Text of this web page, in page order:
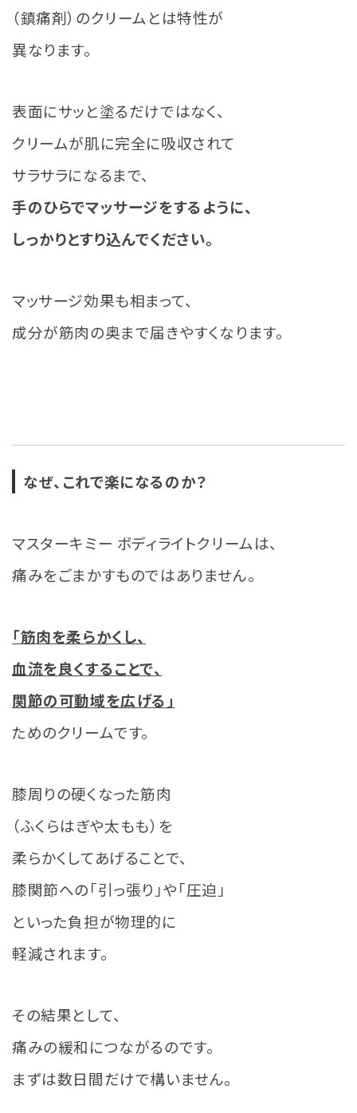
（鎮痛剤）のクリームとは特性が
異なります。
表面にサッと塗るだけではなく、
クリームが肌に完全に吸収されて
サラサラになるまで、
手のひらでマッサージをするように、
しっかりとすり込んでください。
マッサージ効果も相まって、
成分が筋肉の奥まで届きやすくなります。
なぜ、これで楽になるのか？
マスターキミー ボディライトクリームは、
痛みをごまかすものではありません。
「筋肉を柔らかくし、
血流を良くすることで、
関節の可動域を広げる」
ためのクリームです。
膝周りの硬くなった筋肉
（ふくらはぎや太もも）を
柔らかくしてあげることで、
膝関節への「引っ張り」や「圧迫」
といった負担が物理的に
軽減されます。
その結果として、
痛みの緩和につながるのです。
まずは数日間だけで構いません。